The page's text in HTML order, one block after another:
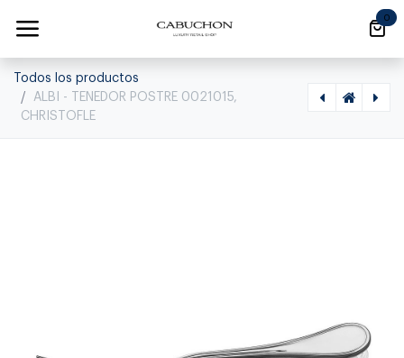
0
Todos los productos
ALBI - TENEDOR POSTRE 0021015,
CHRISTOFLE